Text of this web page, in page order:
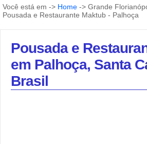
Você está em -> Home -> Grande
Pousada e Restaurante Maktub - Palhoça
Pousada e
em Palhoça, Santa
Brasil